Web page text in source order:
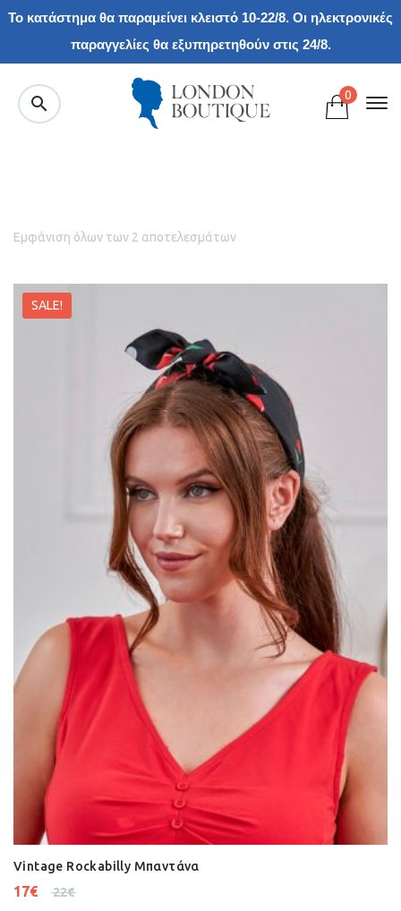
Το κατάστημα θα παραμείνει κλειστό 10-22/8. Οι ηλεκτρονικές
παραγγελίες θα εξυπηρετηθούν στις 24/8.
0
Εμφάνιση όλων των 2 αποτελεσμάτων
SALE!
Vintage Rockabilly Μπαντάνα
22€
17€